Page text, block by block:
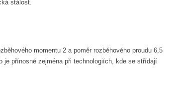
stálost.
momentu 2 a poměr rozběhového proudu 6,5
je přínosné zejména při technologiích, kde se střídají